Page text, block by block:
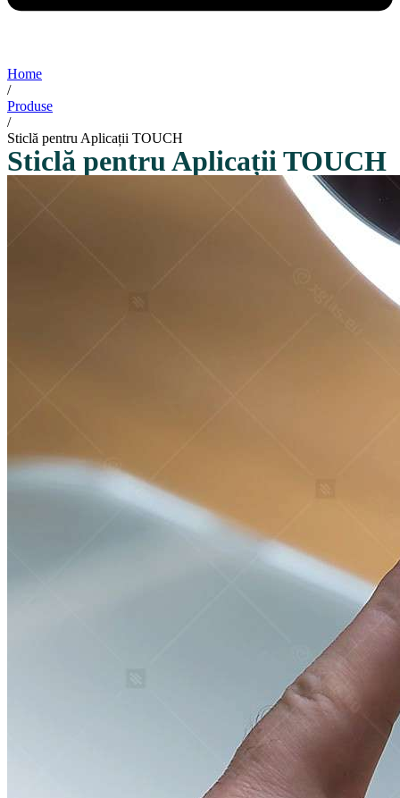
Home
/
Produse
/
Sticlă pentru Aplicații TOUCH
Sticlă pentru Aplicații TOUCH